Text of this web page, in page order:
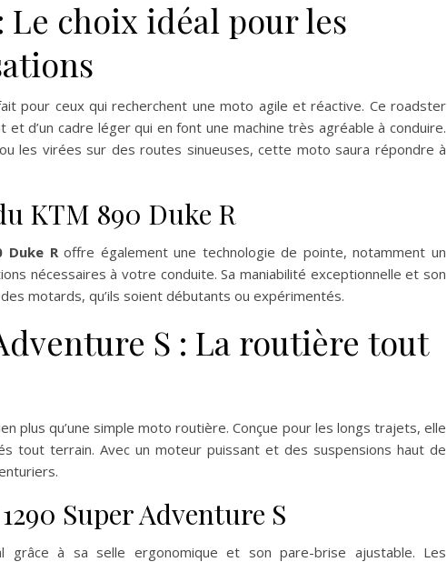
Le choix idéal pour les
pour ceux qui recherchent une moto agile et réactive. Ce roadster
d’un cadre léger qui en font une machine très agréable à conduire.
les virées sur des routes sinueuses, cette moto saura répondre à
KTM 890 Duke R
Duke Roffre également une technologie de pointe, notamment un
nécessaires à votre conduite. Sa maniabilité exceptionnelle et son
motards, qu’ils soient débutants ou expérimentés.
S : La routière tout
plus qu’une simple moto routière. Conçue pour les longs trajets, elle
tout terrain. Avec un moteur puissant et des suspensions haut de
Super Adventure S
grâce à sa selle ergonomique et son pare-brise ajustable. Les